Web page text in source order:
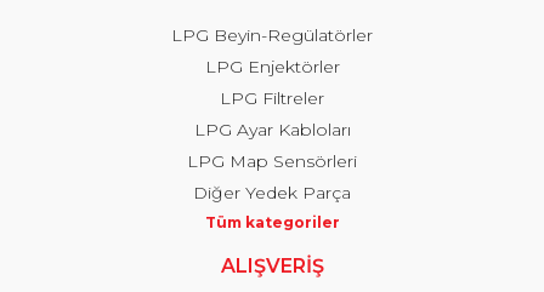
LPG Beyin-Regülatörler
LPG Enjektörler
LPG Filtreler
LPG Ayar Kabloları
LPG Map Sensörleri
Diğer Yedek Parça
Tüm kategoriler
ALIŞVERİŞ